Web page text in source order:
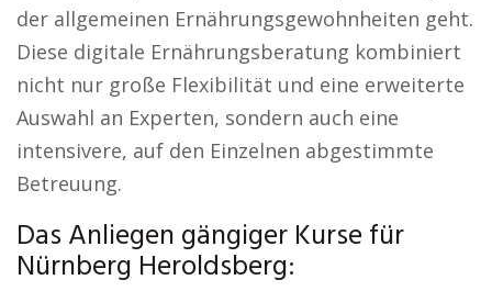
der allgemeinen Ernährungsgewohnheiten geht.
Diese digitale Ernährungsberatung kombiniert
nicht nur große Flexibilität und eine erweiterte
Auswahl an Experten, sondern auch eine
intensivere, auf den Einzelnen abgestimmte
Betreuung.
Das Anliegen gängiger Kurse für
Nürnberg Heroldsberg: